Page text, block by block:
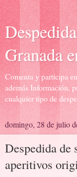
Granada
Comenta y participa
además Información,
cualquier tipo de
domingo, 28 de julio
Despedida de
aperitivos